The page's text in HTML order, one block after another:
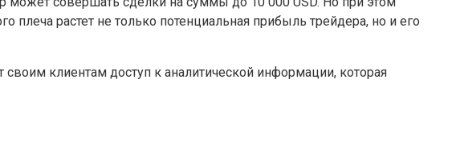
растет не только потенциальная прибыль трейдера, но и его
клиентам доступ к аналитической информации, которая